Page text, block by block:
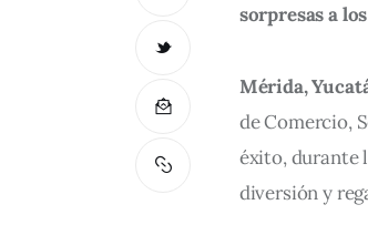
sorpresas a
Mérida,
de Comercio,
éxito, durante
diversión y